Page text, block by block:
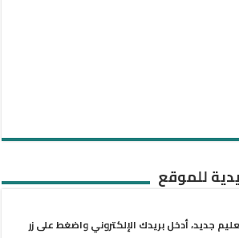
للموقع
جديد، أدخل بريدك الإلكتروني واضغط على زر